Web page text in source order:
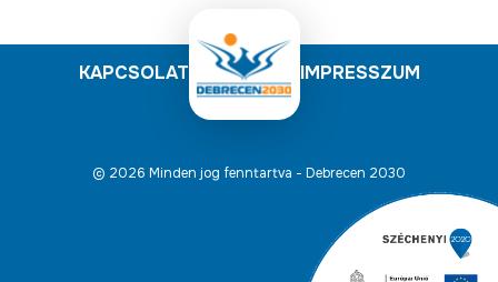
KAPCSOLAT IMPRESSZUM
© 2026 Minden jog fenntartva - Debrecen 2030